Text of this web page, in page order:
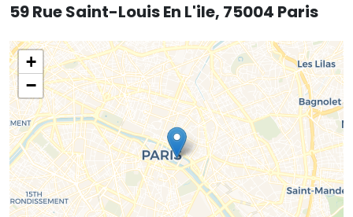
59 Rue Saint-Louis En L'ile, 75004 Paris
+
−